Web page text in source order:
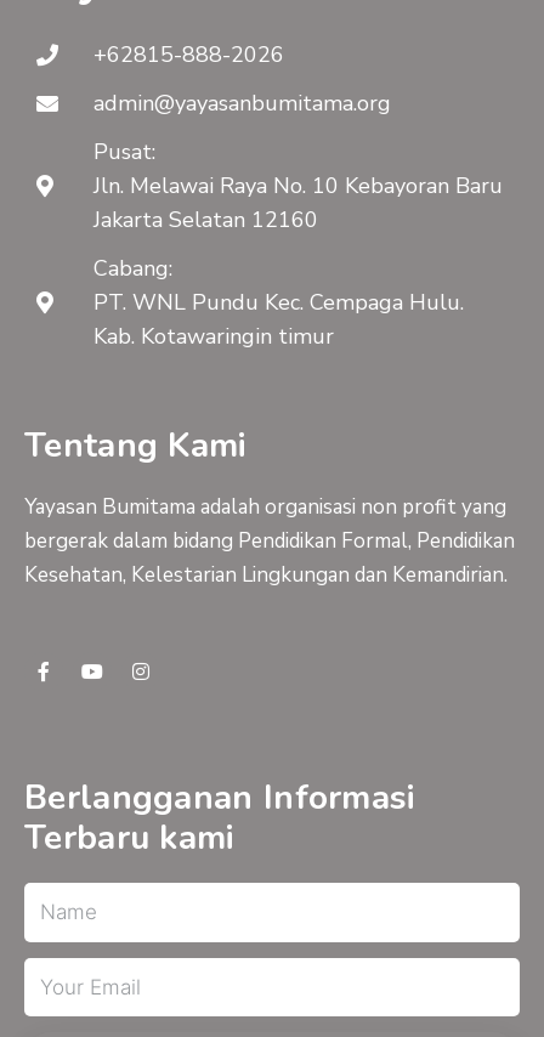
+62815-888-2026
admin@yayasanbumitama.org
Pusat:
Jln. Melawai Raya No. 10 Kebayoran Baru
Jakarta Selatan 12160
Cabang:
PT. WNL Pundu Kec. Cempaga Hulu.
Kab. Kotawaringin timur
Tentang Kami
Yayasan Bumitama adalah organisasi non profit yang
bergerak dalam bidang Pendidikan Formal, Pendidikan
Kesehatan, Kelestarian Lingkungan dan Kemandirian.
F
a
k
-
f
Y
o
I
n
a
m
Berlangganan Informasi
Terbaru kami
Name
Email